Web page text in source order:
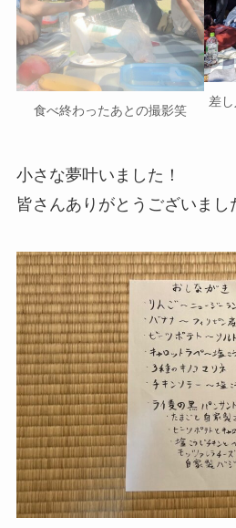
食べ終わったあとの撮影笑
差
小さな夢叶いました！
皆さんありがとうございまし